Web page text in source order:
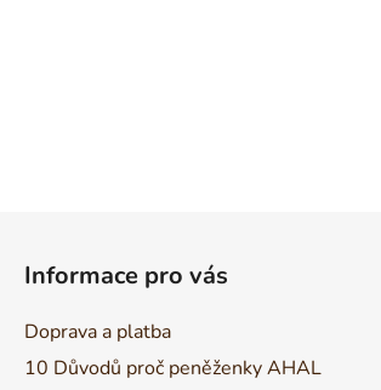
Informace pro vás
Doprava a platba
10 Důvodů proč peněženky AHAL